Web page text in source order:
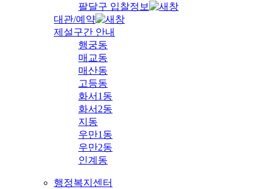
팔달구 입찰정보
대관/예약
제설구간 안내
행궁동
매교동
매산동
고등동
화서1동
화서2동
지동
우만1동
우만2동
인계동
행정복지센터